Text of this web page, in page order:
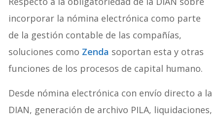
incorporar la nómina electrónica como parte
de la gestión contable de las compañías,
soluciones como Zenda soportan esta y otras
funciones de los procesos de capital humano.
Desde nómina electrónica con envío directo a la
DIAN, generación de archivo PILA, liquidaciones,